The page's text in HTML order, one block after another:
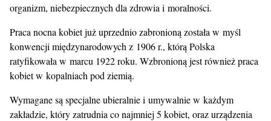
organizm, niebezpiecznych dla zdrowia i moralności.
Praca nocna kobiet już uprzednio zabronioną została w myśl
konwencji międzynarodowych z 1906 r., którą Polska
ratyfikowała w marcu 1922 roku. Wzbronioną jest również praca
kobiet w kopalniach pod ziemią.
Wymagane są specjalne ubieralnie i umywalnie w każdym
zakładzie, który zatrudnia co najmniej 5 kobiet, oraz urządzenia